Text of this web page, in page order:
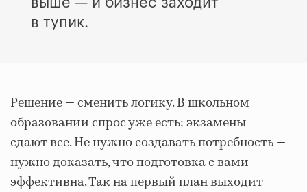
в тупик.
Решение — сменить логику. В школьном
образовании спрос уже есть: экзамены
сдают все. Не нужно создавать потребность —
нужно доказать, что подготовка с вами
эффективна. Так на первый план выходит